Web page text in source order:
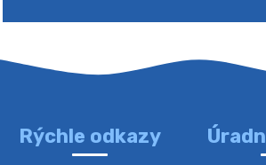
4. augusta 2026 10:05
Rýchle odkazy